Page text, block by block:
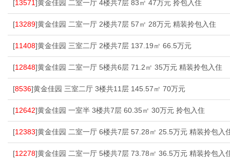
[13571]黄金佳园 二室一厅 4楼共7层 83㎡ 47万元 拎包入住
[13289]黄金佳园 二室一厅 2楼共7层 57㎡ 28万元 精装拎包入住
[11408]黄金佳园 三室二厅 2楼共7层 137.19㎡ 66.5万元
[12848]黄金佳园 二室一厅 5楼共6层 71.2㎡ 35万元 精装拎包入住
[8536]黄金佳园 三室二厅 3楼共11层 145.57㎡ 70万元
[12642]黄金佳园 一室半 3楼共7层 60.35㎡ 30万元 拎包入住
[12383]黄金佳园 二室一厅 6楼共7层 57.28㎡ 25.5万元 精装拎包入
[12278]黄金佳园 二室一厅 5楼共7层 73.78㎡ 36.5万元 精装拎包入